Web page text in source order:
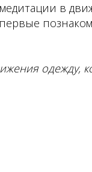
в
одежду,